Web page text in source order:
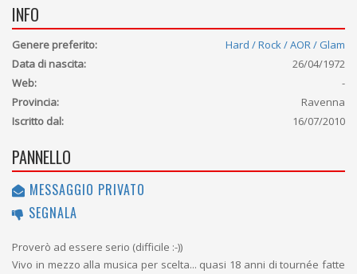
INFO
Genere preferito:
Hard / Rock / AOR / Glam
Data di nascita:
26/04/1972
Web:
-
Provincia:
Ravenna
Iscritto dal:
16/07/2010
PANNELLO
MESSAGGIO PRIVATO
SEGNALA
Proverò ad essere serio (difficile :-))
Vivo in mezzo alla musica per scelta... quasi 18 anni di tournée fatte